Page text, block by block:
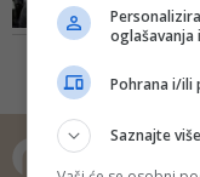
oglašavanja
Pohrana i/ili
Saznajte više